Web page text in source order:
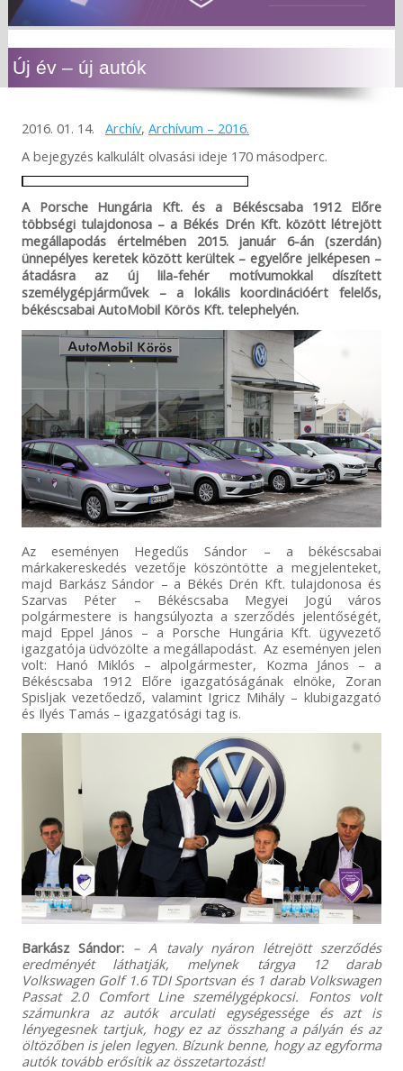
Új év – új autók
2016. 01. 14. Archív, Archívum – 2016.
A bejegyzés kalkulált olvasási ideje 170 másodperc.
A Porsche Hungária Kft. és a Békéscsaba 1912 Előre
többségi tulajdonosa – a Békés Drén Kft. között létrejött
megállapodás értelmében 2015. január 6-án (szerdán)
ünnepélyes keretek között kerültek – egyelőre jelképesen –
átadásra az új lila-fehér motívumokkal díszített
személygépjárművek – a lokális koordinációért felelős,
békéscsabai AutoMobil Körös Kft. telephelyén.
Az eseményen Hegedűs Sándor – a békéscsabai
márkakereskedés vezetője köszöntötte a megjelenteket,
majd Barkász Sándor – a Békés Drén Kft. tulajdonosa és
Szarvas Péter – Békéscsaba Megyei Jogú város
polgármestere is hangsúlyozta a szerződés jelentőségét,
majd Eppel János – a Porsche Hungária Kft. ügyvezető
igazgatója üdvözölte a megállapodást. Az eseményen jelen
volt: Hanó Miklós – alpolgármester, Kozma János – a
Békéscsaba 1912 Előre igazgatóságának elnöke, Zoran
Spisljak vezetőedző, valamint Igricz Mihály – klubigazgató
és Ilyés Tamás – igazgatósági tag is.
Barkász Sándor: – A tavaly nyáron létrejött szerződés
eredményét láthatják, melynek tárgya 12 darab
Volkswagen Golf 1.6 TDI Sportsvan és 1 darab Volkswagen
Passat 2.0 Comfort Line személygépkocsi. Fontos volt
számunkra az autók arculati egységessége és azt is
lényegesnek tartjuk, hogy ez az összhang a pályán és az
öltözőben is jelen legyen. Bízunk benne, hogy az egyforma
autók tovább erősítik az összetartozást!